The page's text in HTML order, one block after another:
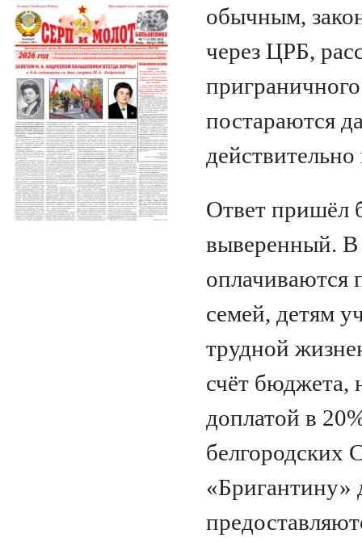
обычным,
через ЦРБ,
постараются
Ответ пришёл
выверенный. В
оплачиваются
семей, детям
трудной
счёт бюджета,
доплатой в
белгородских
«Бригантину»